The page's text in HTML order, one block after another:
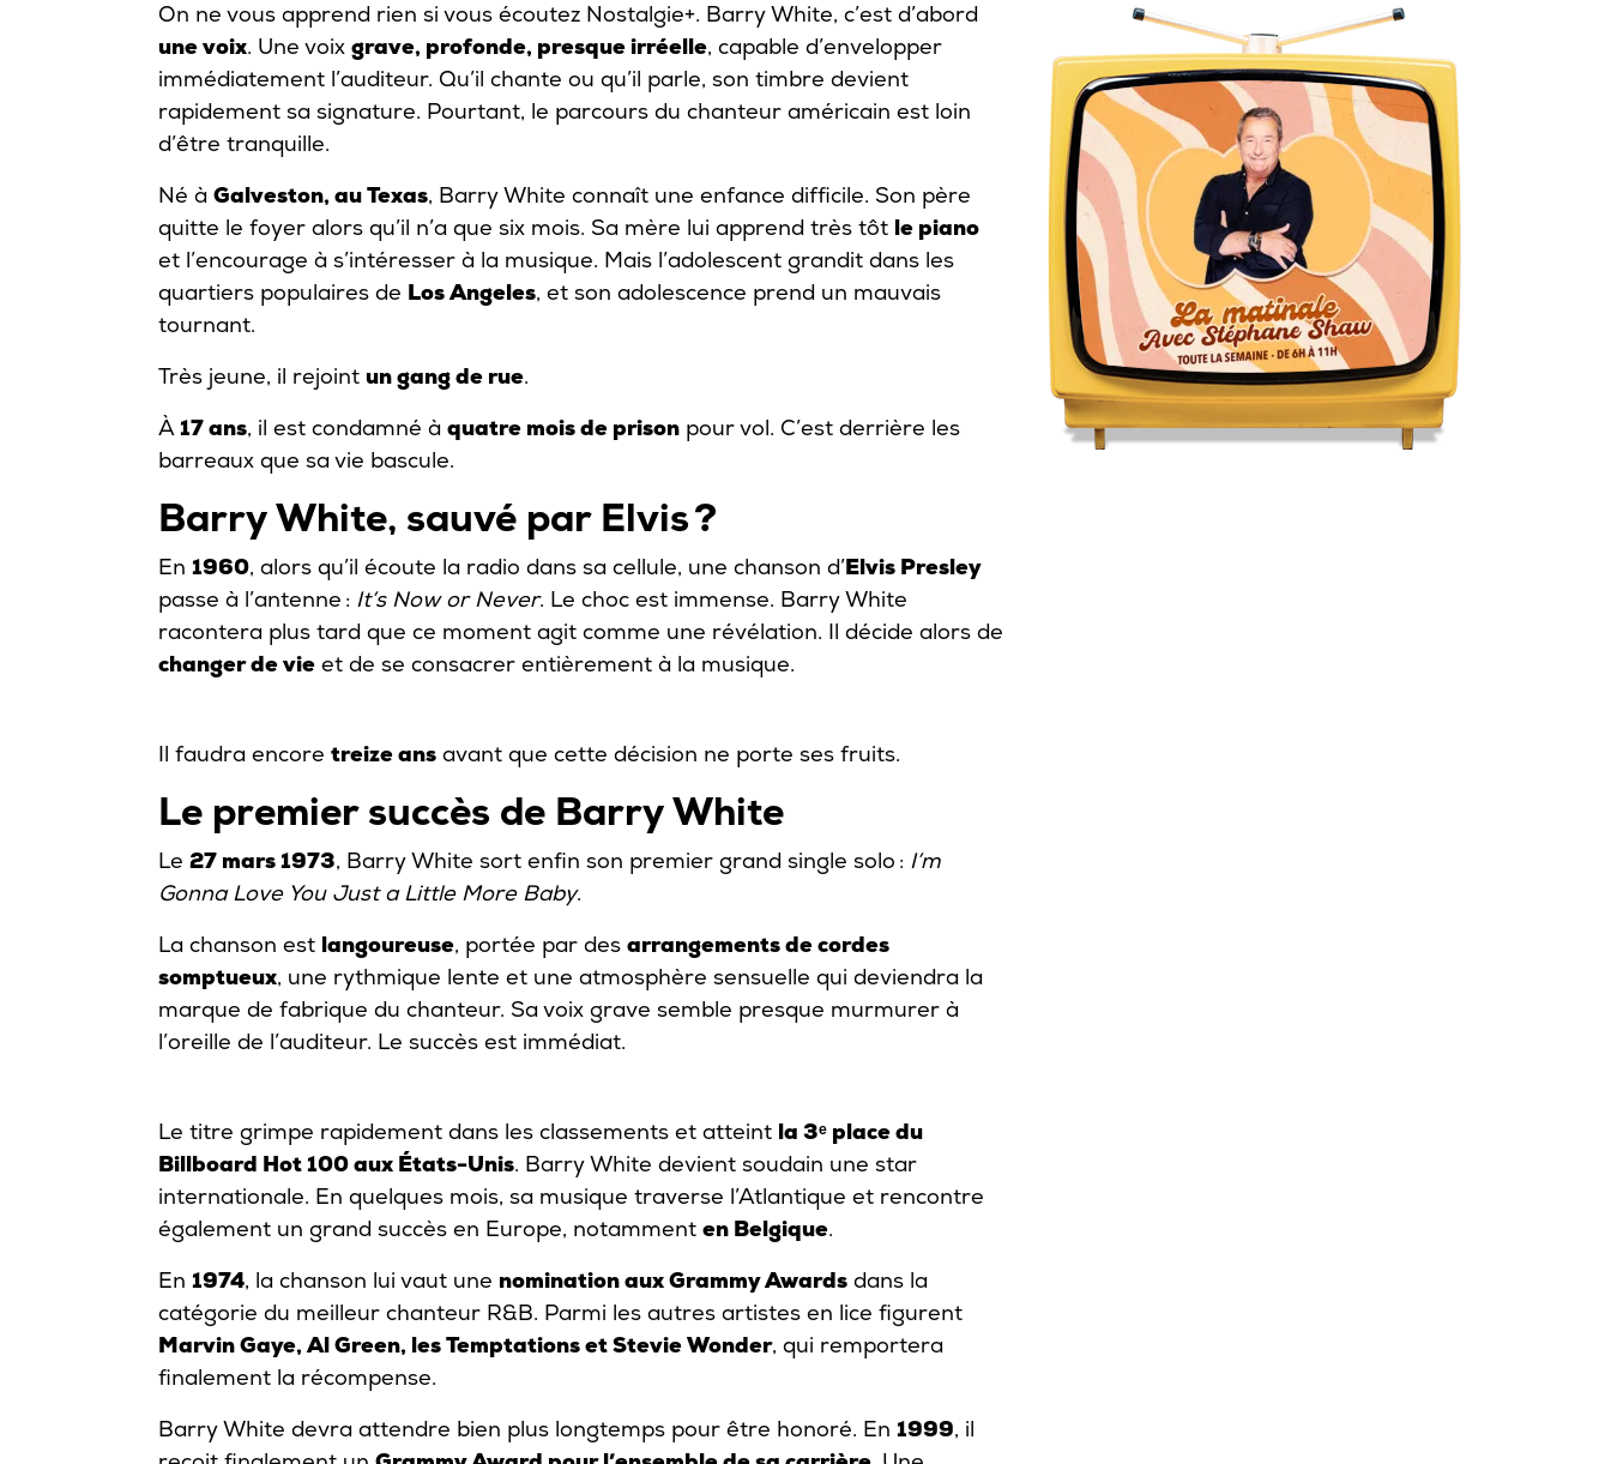
On ne vous apprend rien si vous écoutez Nostalgie+. Barry White, c’est d’abord
une voix. Une voix grave, profonde, presque irréelle, capable d’envelopper
immédiatement l’auditeur. Qu’il chante ou qu’il parle, son timbre devient
rapidement sa signature. Pourtant, le parcours du chanteur américain est loin
d’être tranquille.
Né à Galveston, au Texas, Barry White connaît une enfance difficile. Son père
quitte le foyer alors qu’il n’a que six mois. Sa mère lui apprend très tôt le piano
et l’encourage à s’intéresser à la musique. Mais l’adolescent grandit dans les
quartiers populaires de Los Angeles, et son adolescence prend un mauvais
tournant.
Très jeune, il rejoint un gang de rue.
À17 ans, il est condamné à quatre mois de prison pour vol. C’est derrière les
barreaux que sa vie bascule.
Barry White, sauvé par Elvis ?
En 1960, alors qu’il écoute la radio dans sa cellule, une chanson d’Elvis Presley
passe à l’antenne : It’s Now or Never. Le choc est immense. Barry White
racontera plus tard que ce moment agit comme une révélation. Il décide alors de
changer de vie et de se consacrer entièrement à la musique.
Il faudra encore treize ans avant que cette décision ne porte ses fruits.
Le premier succès de Barry White
Le 27 mars 1973, Barry White sort enfin son premier grand single solo : I’m
Gonna Love You Just a Little More Baby.
La chanson est langoureuse, portée par des arrangements de cordes
somptueux, une rythmique lente et une atmosphère sensuelle qui deviendra la
marque de fabrique du chanteur. Sa voix grave semble presque murmurer à
l’oreille de l’auditeur. Le succès est immédiat.
Le titre grimpe rapidement dans les classements et atteint la 3ᵉ place du
Billboard Hot 100 aux États-Unis. Barry White devient soudain une star
internationale. En quelques mois, sa musique traverse l’Atlantique et rencontre
également un grand succès en Europe, notamment en Belgique.
En 1974, la chanson lui vaut une nomination aux Grammy Awards dans la
catégorie du meilleur chanteur R&B. Parmi les autres artistes en lice figurent
Marvin Gaye, Al Green, les Temptations et Stevie Wonder, qui remportera
finalement la récompense.
Barry White devra attendre bien plus longtemps pour être honoré. En 1999, il